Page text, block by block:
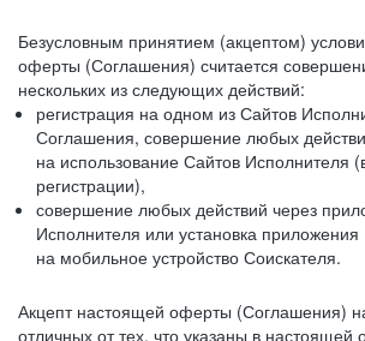
Безусловным принятием (акцептом)
оферты (Соглашения) считается
нескольких из следующих действий:
регистрация на одном из Сайтов
Соглашения, совершение любых
на использование Сайтов Исполнителя
регистрации),
совершение любых действий через
Исполнителя или установка
на мобильное устройство Соискателя.
Акцепт настоящей оферты (Соглашения)
отличных от тех, что указаны в настоящей